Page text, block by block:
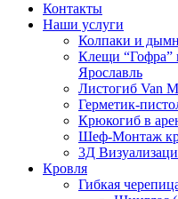
Контакты
Наши услуги
Колпаки и
Клещи “Гофра”
Ярославль
Листогиб Van
Герметик-
Крюкогиб в
Шеф-Монтаж
3Д
Кровля
Гибкая